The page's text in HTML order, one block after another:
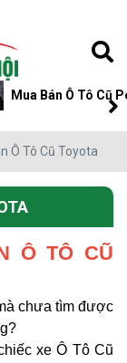
Mua Bán Ô Tô Cũ
Ô Tô Cũ Toyota
Ô TÔ CŨ
chưa tìm được
xe Ô Tô Cũ